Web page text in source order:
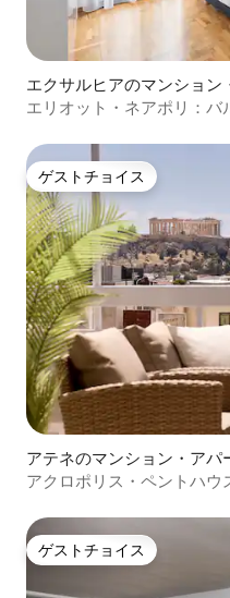
エクサルヒアのマンション
エリオット・ネアポリ：バ
ゲストチョイス
ゲストチョイス
アテネのマンション・アパ
アクロポリス・ペントハウ
ゲストチョイス
ゲストチョイス